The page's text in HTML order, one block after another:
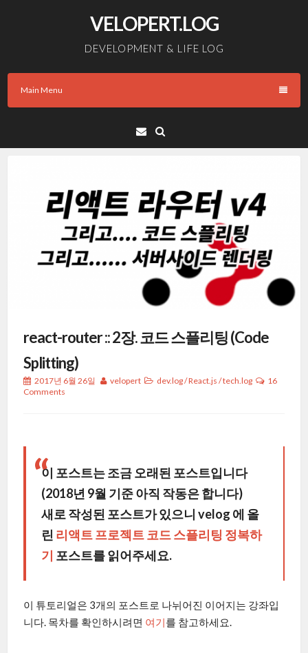
VELOPERT.LOG
DEVELOPMENT & LIFE LOG
Main Menu
Email
react-router :: 2장. 코드 스플리팅 (Code
Splitting)
2017년 6월 26일 velopert dev.log/React.js /tech.log
16
Comments
이 포스트는 조금 오래된 포스트입니다
(2018년 9월 기준 아직 작동은 합니다)
새로 작성된 포스트가 있으니 velog 에 올
린 리액트 프로젝트 코드 스플리팅 정복하
기 포스트를 읽어주세요.
이 튜토리얼은 3개의 포스트로 나뉘어진 이어지는 강좌입
니다. 목차를 확인하시려면 여기를 참고하세요.